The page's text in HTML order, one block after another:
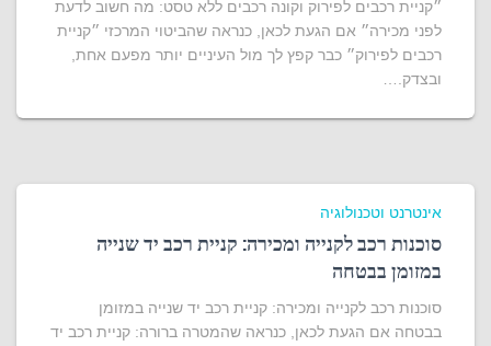
״קניית רכבים לפירוק וקונה רכבים ללא טסט: מה חשוב לדעת
לפני מכירה״ אם הגעת לכאן, כנראה שהביטוי המרכזי ״קניית
רכבים לפירוק״ כבר קפץ לך מול העיניים יותר מפעם אחת,
ובצדק.…
אינטרנט וטכנולוגיה
סוכנות רכב לקנייה ומכירה: קניית רכב יד שנייה
במזומן בבטחה
סוכנות רכב לקנייה ומכירה: קניית רכב יד שנייה במזומן
בבטחה אם הגעת לכאן, כנראה שהמטרה ברורה: קניית רכב יד